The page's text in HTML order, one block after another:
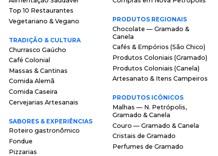
Top 10 Restaurantes
Vegetariano & Vegano
TRADIÇÃO & CULTURA
Churrasco Gaúcho
Café Colonial
Massas & Cantinas
Comida Alemã
Comida Caseira
Cervejarias Artesanais
SABORES & EXPERIÊNCIAS
Roteiro gastronômico
Fondue
Pizzarias
PRODUTOS REGIONAIS
Chocolate — Gramado &
Canela
Cafés & Empórios (São Chico)
Produtos Coloniais (Gramado)
Produtos Coloniais (Canela)
Artesanato & Itens Campeiros
PRODUTOS ICÔNICOS
Malhas — N. Petrópolis,
Gramado & Canela
Couro — Gramado & Canela
Cristais de Gramado
Perfumes de Gramado